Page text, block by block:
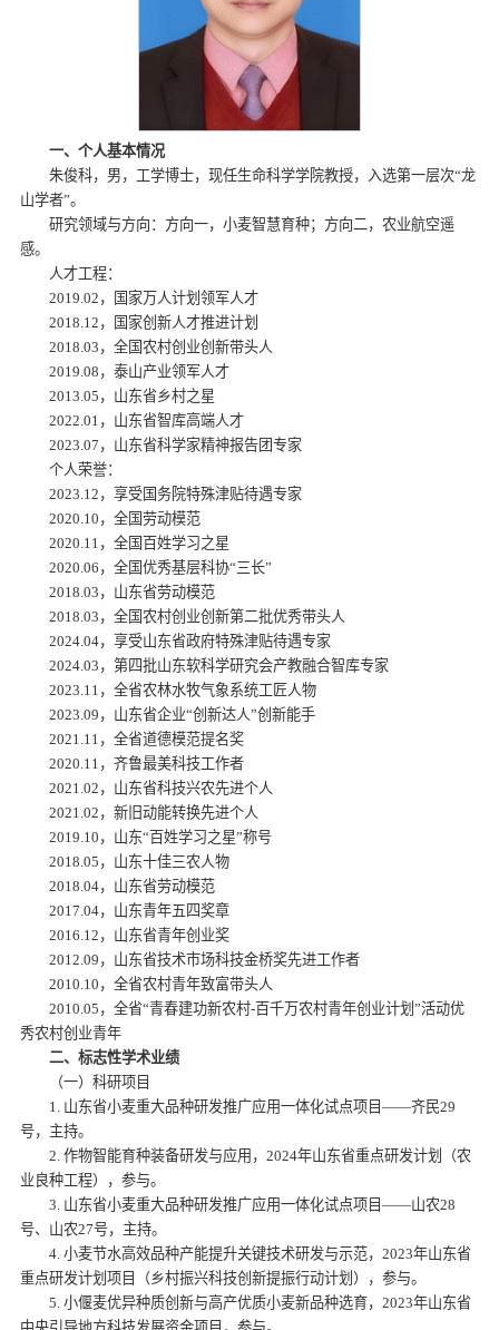
一、个人基本情况
朱俊科，男，工学博士，现任生命科学学院教授，入选第一层次“龙
山学者”。
研究领域与方向：方向一，小麦智慧育种；方向二，农业航空遥
感。
人才工程：
2019.02，国家万人计划领军人才
2018.12，国家创新人才推进计划
2018.03，全国农村创业创新带头人
2019.08，泰山产业领军人才
2013.05，山东省乡村之星
2022.01，山东省智库高端人才
2023.07，山东省科学家精神报告团专家
个人荣誉：
2023.12，享受国务院特殊津贴待遇专家
2020.10，全国劳动模范
2020.11，全国百姓学习之星
2020.06，全国优秀基层科协“三长”
2018.03，山东省劳动模范
2018.03，全国农村创业创新第二批优秀带头人
2024.04，享受山东省政府特殊津贴待遇专家
2024.03，第四批山东软科学研究会产教融合智库专家
2023.11，全省农林水牧气象系统工匠人物
2023.09，山东省企业“创新达人”创新能手
2021.11，全省道德模范提名奖
2020.11，齐鲁最美科技工作者
2021.02，山东省科技兴农先进个人
2021.02，新旧动能转换先进个人
2019.10，山东“百姓学习之星”称号
2018.05，山东十佳三农人物
2018.04，山东省劳动模范
2017.04，山东青年五四奖章
2016.12，山东省青年创业奖
2012.09，山东省技术市场科技金桥奖先进工作者
2010.10，全省农村青年致富带头人
2010.05，全省“青春建功新农村-百千万农村青年创业计划”活动优
秀农村创业青年
二、标志性学术业绩
（一）科研项目
1. 山东省小麦重大品种研发推广应用一体化试点项目——齐民29
号，主持。
2. 作物智能育种装备研发与应用，2024年山东省重点研发计划（农
业良种工程），参与。
3. 山东省小麦重大品种研发推广应用一体化试点项目——山农28
号、山农27号，主持。
4. 小麦节水高效品种产能提升关键技术研发与示范，2023年山东省
重点研发计划项目（乡村振兴科技创新提振行动计划），参与。
5. 小偃麦优异种质创新与高产优质小麦新品种选育，2023年山东省